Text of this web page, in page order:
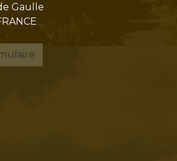
Gaulle